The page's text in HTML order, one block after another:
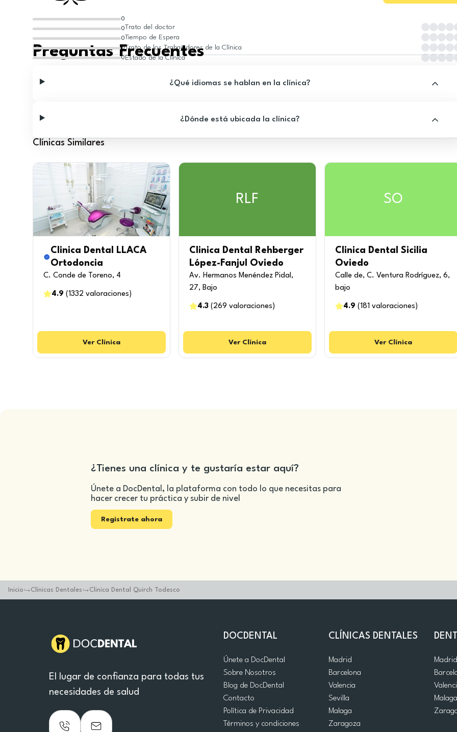
0
0
0
0
0
Trato del doctor
Tiempo de Espera
Trato de los Trabajadores de la Clínica
Estado de la Clínica
Preguntas Frecuentes
¿Qué idiomas se hablan en la clínica?
¿Dónde está ubicada la clínica?
Clínicas Similares
Clinica Dental LLACA
Ortodoncia
C. Conde de Toreno, 4
4.9 (1332 valoraciones )
Ver Clínica
RLF
Clinica Dental Rehberger
López-Fanjul Oviedo
Av. Hermanos Menéndez Pidal,
27, Bajo
4.3( 269 valoraciones )
Ver Clínica
SO
Clinica Dental Sicilia
Oviedo
Calle de, C. Ventura Rodríguez, 6,
bajo
4.9 (181 valoraciones )
Ver Clínica
¿Tienes una clínica y te gustaría estar aquí?
Únete a DocDental, la plataforma con todo lo que necesitas para
hacer crecer tu práctica y subir de nivel
Registrate ahora
Inicio Clínicas Dentales Clinica Dental Quirch Todesco
El lugar de confianza para todas tus
necesidades de salud
DOCDENTAL
Únete a DocDental
Sobre Nosotros
Blog de DocDental
Contacto
Política de Privacidad
Términos y condiciones
CLÍNICAS DENTALES
Madrid
Barcelona
Valencia
Sevilla
Malaga
Zaragoza
Madrid
Malaga